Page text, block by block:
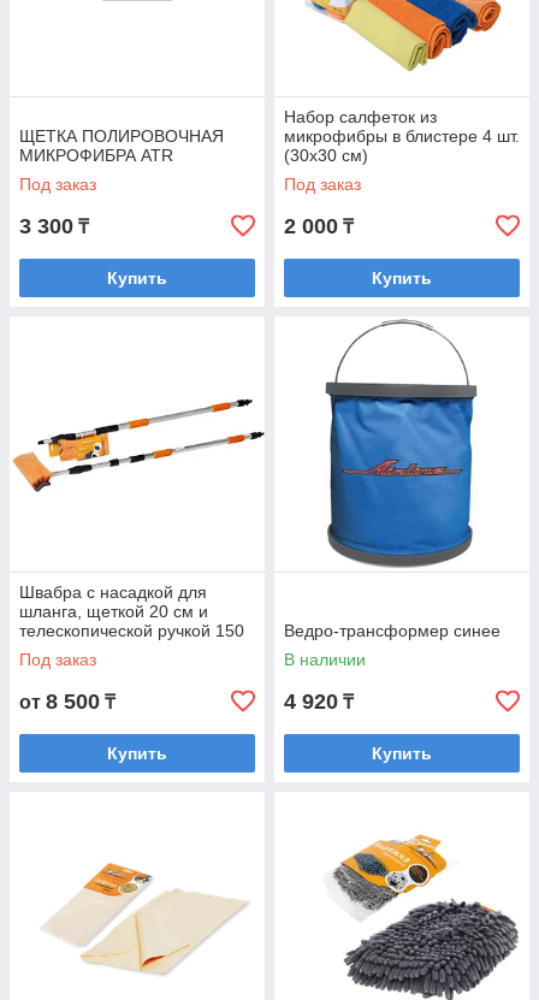
ЩЕТКА ПОЛИРОВОЧНАЯ
МИКРОФИБРА ATR
Под заказ
3 300 ₸
Купить
Набор салфеток из
микрофибры в блистере 4 шт.
(30х30 см)
Под заказ
2 000 ₸
Купить
Швабра с насадкой для
шланга, щеткой 20 см и
телескопической ручкой 150
см
Под заказ
от 8 500 ₸
Купить
Ведро-трансформер синее
В наличии
4 920 ₸
Купить